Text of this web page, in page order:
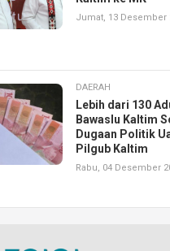
Jumat, 13 Desember
DAERAH
Lebih dari 130
Bawaslu Kaltim
Dugaan Politik
Pilgub Kaltim
Rabu, 04 Desember